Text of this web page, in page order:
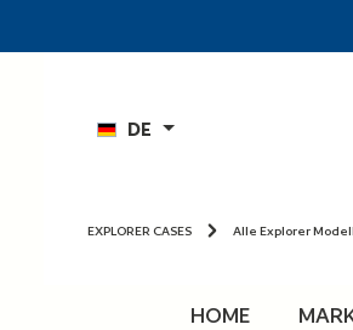
DE
EXPLORER CASES Alle Explorer
HOME